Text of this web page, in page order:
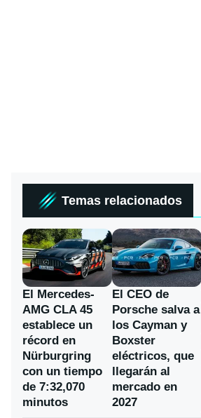
Temas relacionados
El Mercedes-
AMG CLA 45
establece un
récord en
Nürburgring
con un tiempo
de 7:32,070
minutos
El CEO de
Porsche salva a
los Cayman y
Boxster
eléctricos, que
llegarán al
mercado en
2027